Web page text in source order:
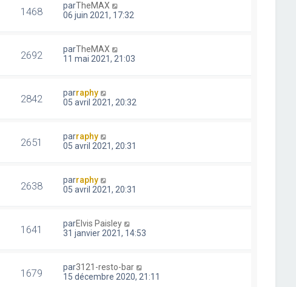
1468 parTheMAX
06 juin 2021, 17:32
2692 parTheMAX
11 mai 2021, 21:03
2842 parraphy
05 avril 2021, 20:32
2651 parraphy
05 avril 2021, 20:31
2638 parraphy
05 avril 2021, 20:31
1641 parElvis Paisley
31 janvier 2021, 14:53
1679 par3121-resto-bar
15 décembre 2020, 21:11